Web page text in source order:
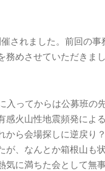
されました。前回の事
務めさせていただきまし
入ってからは公募班の
感火山性地震頻発によ
ら会場探しに逆戻り？
が、なんとか箱根山も
気に満ちた会として無